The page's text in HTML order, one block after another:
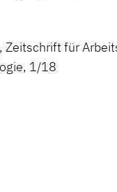
Zeitschrift für
1/18